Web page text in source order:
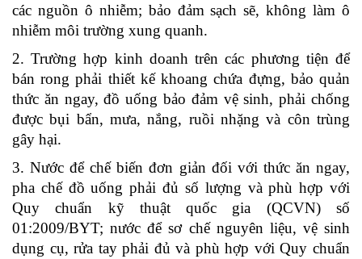
các nguồn ô nhiễm; bảo đảm sạch sẽ, không làm ô
nhiễm môi trường xung quanh.
2. Trường hợp kinh doanh trên các phương tiện để
bán rong phải thiết kế khoang chứa đựng, bảo quản
thức ăn ngay, đồ uống bảo đảm vệ sinh, phải chống
được bụi bẩn, mưa, nắng, ruồi nhặng và côn trùng
gây hại.
3. Nư­ớc để chế biến đơn giản đối với thức ăn ngay,
pha chế đồ uống phải đủ số lượng và phù hợp với
Quy chuẩn kỹ thuật quốc gia (QCVN) số
01:2009/BYT; nước để sơ chế nguyên liệu, vệ sinh
dụng cụ, rửa tay phải đủ và phù hợp với Quy chuẩn